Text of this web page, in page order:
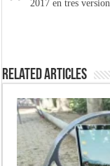
2017 en tres
Related Articles